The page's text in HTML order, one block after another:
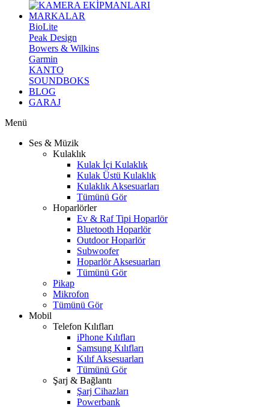
MARKALAR
BioLite
Peak Design
Bowers & Wilkins
Garmin
KANTO
SOUNDBOKS
BLOG
GARAJ
Menü
Ses & Müzik
Kulaklık
Kulak İçi Kulaklık
Kulak Üstü Kulaklık
Kulaklık Aksesuarları
Tümünü Gör
Hoparlörler
Ev & Raf Tipi Hoparlör
Bluetooth Hoparlör
Outdoor Hoparlör
Subwoofer
Hoparlör Aksesuarları
Tümünü Gör
Pikap
Mikrofon
Tümünü Gör
Mobil
Telefon Kılıfları
iPhone Kılıfları
Samsung Kılıfları
Kılıf Aksesuarları
Tümünü Gör
Şarj & Bağlantı
Şarj Cihazları
Powerbank